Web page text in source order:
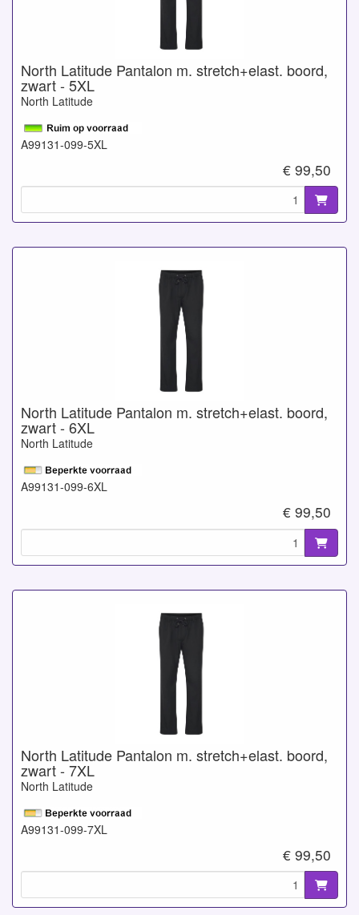
North Latitude Pantalon m. stretch+elast. boord,
zwart - 5XL
North Latitude
A99131-099-5XL
€ 99,50
North Latitude Pantalon m. stretch+elast. boord,
zwart - 6XL
North Latitude
A99131-099-6XL
€ 99,50
North Latitude Pantalon m. stretch+elast. boord,
zwart - 7XL
North Latitude
A99131-099-7XL
€ 99,50